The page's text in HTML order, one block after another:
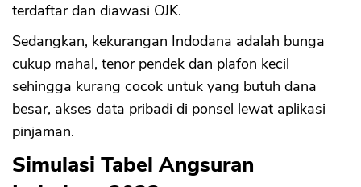
terdaftar dan diawasi OJK.
Sedangkan, kekurangan Indodana adalah bunga
cukup mahal, tenor pendek dan plafon kecil
sehingga kurang cocok untuk yang butuh dana
besar, akses data pribadi di ponsel lewat aplikasi
pinjaman.
Simulasi Tabel Angsuran